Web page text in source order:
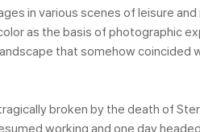
in various scenes of leisure
as the basis of photographic
that somehow
broken by the death of
working and one day